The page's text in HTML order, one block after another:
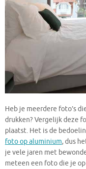
Heb je meerdere foto’s
drukken? Vergelijk deze
plaatst. Het is de
foto op aluminium, dus
je vele jaren met
meteen een foto die je